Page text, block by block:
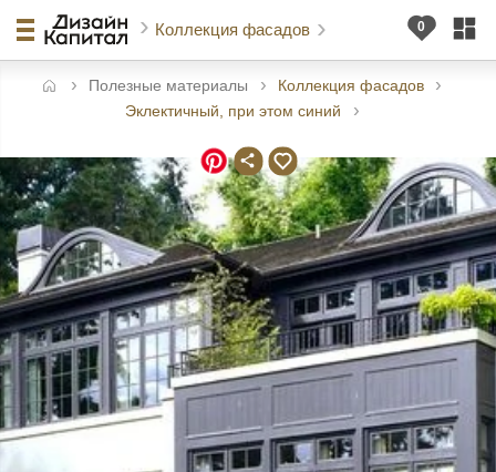
Коллекция фасадов
Полезные материалы
Коллекция фасадов
Эклектичный, при этом синий